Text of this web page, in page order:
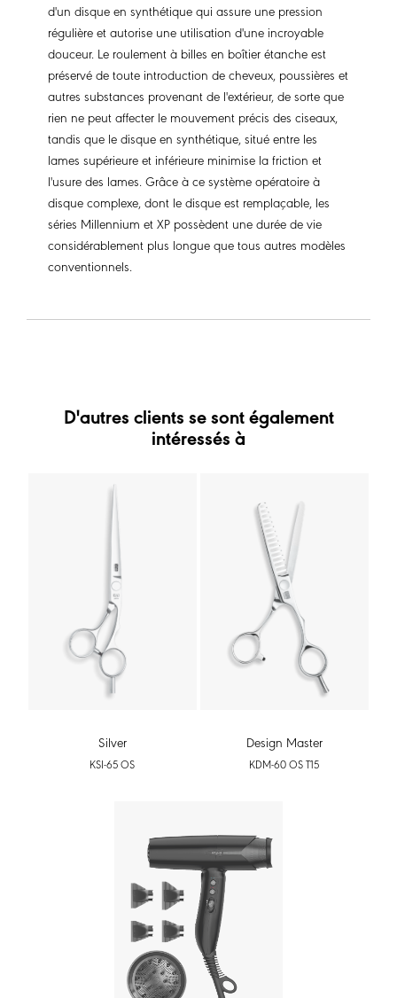
d'un disque en synthétique qui assure une pression
régulière et autorise une utilisation d'une incroyable
douceur. Le roulement à billes en boîtier étanche est
préservé de toute introduction de cheveux, poussières et
autres substances provenant de l'extérieur, de sorte que
rien ne peut affecter le mouvement précis des ciseaux,
tandis que le disque en synthétique, situé entre les
lames supérieure et inférieure minimise la friction et
l'usure des lames. Grâce à ce système opératoire à
disque complexe, dont le disque est remplaçable, les
séries Millennium et XP possèdent une durée de vie
considérablement plus longue que tous autres modèles
conventionnels.
D'autres clients se sont également
intéressés à
Silver
KSI-65 OS
Design Master
KDM-60 OS T15